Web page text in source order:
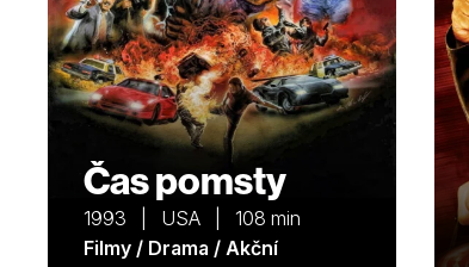
Čas pomsty
1993 | USA | 108 min
Filmy / Drama / Akční